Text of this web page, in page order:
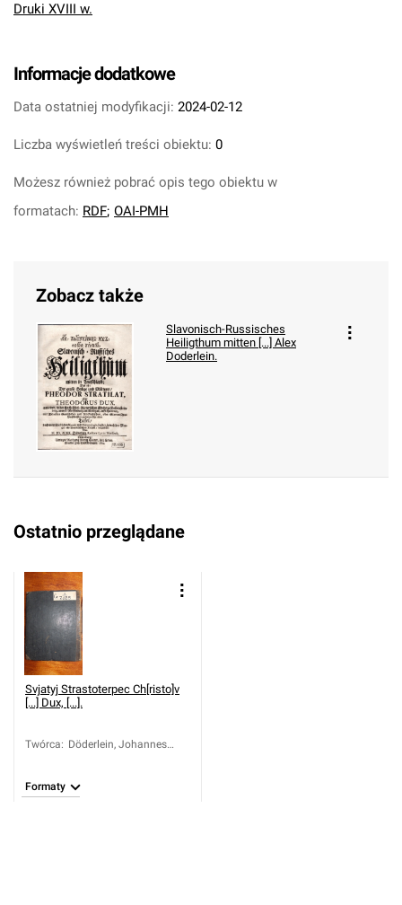
Druki XVIII w.
Informacje dodatkowe
Data ostatniej modyfikacji: 2024-02-12
Liczba wyświetleń treści obiektu: 0
Możesz również pobrać opis tego obiektu w
formatach: RDF; OAI-PMH
Zobacz także
Slavonisch-Russisches
Heiligthum mitten [...] Alex
Doderlein.
Ostatnio przeglądane
Svjatyj Strastoterpec Ch[risto]v
[...] Dux, [...].
Twórca: Döderlein, Johannes
Formaty